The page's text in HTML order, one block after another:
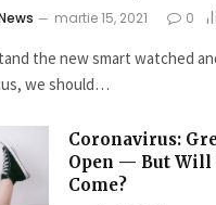
martie 15, 2021 0
the new smart watched
we should…
Coronavirus:
Open — But Will
Come?